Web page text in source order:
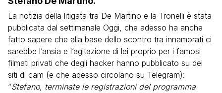
La notizia della litigata tra De Martino e la Tronelli è stata
pubblicata dal settimanale Oggi, che adesso ha anche
fatto sapere che alla base dello scontro tra innamorati ci
sarebbe l’ansia e l’agitazione di lei proprio per i famosi
filmati privati che degli hacker hanno pubblicato su dei
siti di cam (e che adesso circolano su Telegram):
“Stefano, terminate le registrazioni del programma